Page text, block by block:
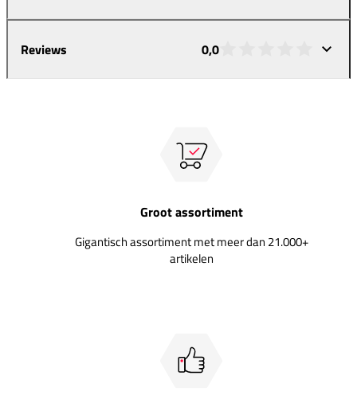
Reviews 0,0
Groot assortiment
Gigantisch assortiment met meer dan 21.000+
artikelen